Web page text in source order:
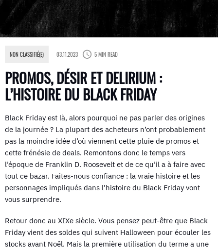
PROMOS, DÉSIR ET DELIRIUM :
L’HISTOIRE DU BLACK FRIDAY
NON CLASSIFIÉ(E) 03.11.2023 5 MIN READ
Black Friday est là, alors pourquoi ne pas parler des origines
de la journée ? La plupart des acheteurs n’ont probablement
pas la moindre idée d’où viennent cette pluie de promos et
cette frénésie de deals. Remontons donc le temps vers
l’époque de Franklin D. Roosevelt et de ce qu’il a à faire avec
tout ce bazar. Faites-nous confiance : la vraie histoire et les
personnages impliqués dans l’histoire du Black Friday vont
vous surprendre.
Retour donc au XIXe siècle. Vous pensez peut-être que Black
Friday vient des soldes qui suivent Halloween pour écouler les
stocks avant Noël. Mais la première utilisation du terme a une